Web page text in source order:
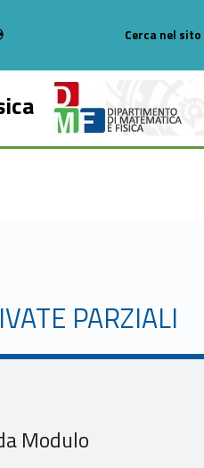
menu-primary-73382-62
on Youtube
PARZIALI
Modulo